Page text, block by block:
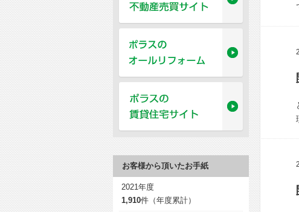
お客様から頂いたお手紙
2021年度
1,910件（年度累計）